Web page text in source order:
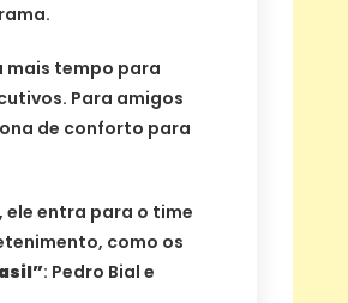
mais tempo para
Para amigos
de conforto para
entra para o time
como os
: Pedro Bial e